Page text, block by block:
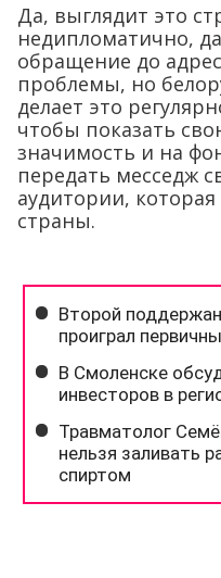
Да, выглядит это
недипломатично,
обращение до
проблемы, но
делает это
чтобы показать
значимость и на
передать месседж
аудитории,
страны.